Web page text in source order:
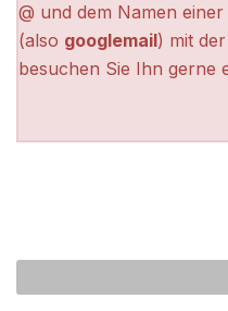
@ und dem Namen
(also googlemail) mit
besuchen Sie Ihn gerne